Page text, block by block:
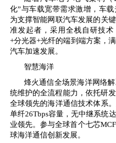
化”与车载宽带需求激增，车
为支撑智能网联汽车发展的关
准发起者，采用全栈自研技术
+分光器+光纤的端到端方案，
汽车加速发展。
智慧海洋
烽火通信全场景海洋网络
统维护的全流程能力，依托研
全球领先的海洋通信技术体系
单纤26Tbps容量，无中继系统
业领先。参与全球首个七芯
球海洋通信创新发展。